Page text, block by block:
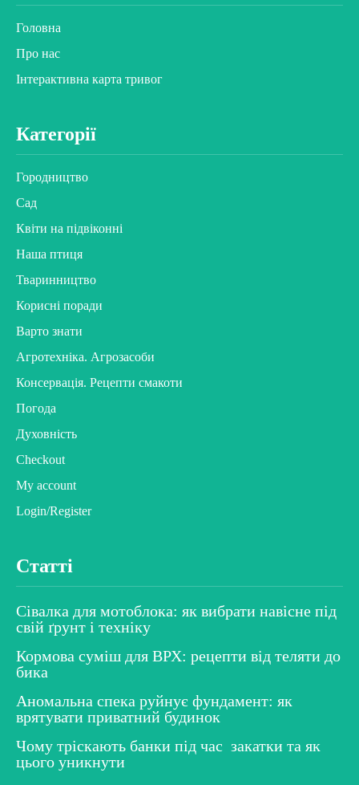
Головна
Про нас
Інтерактивна карта тривог
Категорії
Городництво
Сад
Квіти на підвіконні
Наша птиця
Тваринництво
Корисні поради
Варто знати
Агротехніка. Агрозасоби
Консервація. Рецепти смакоти
Погода
Духовність
Checkout
My account
Login/Register
Статті
Сівалка для мотоблока: як вибрати навісне під
свій ґрунт і техніку
Кормова суміш для ВРХ: рецепти від теляти до
бика
Аномальна спека руйнує фундамент: як
врятувати приватний будинок
Чому тріскають банки під час закатки та як
цього уникнути